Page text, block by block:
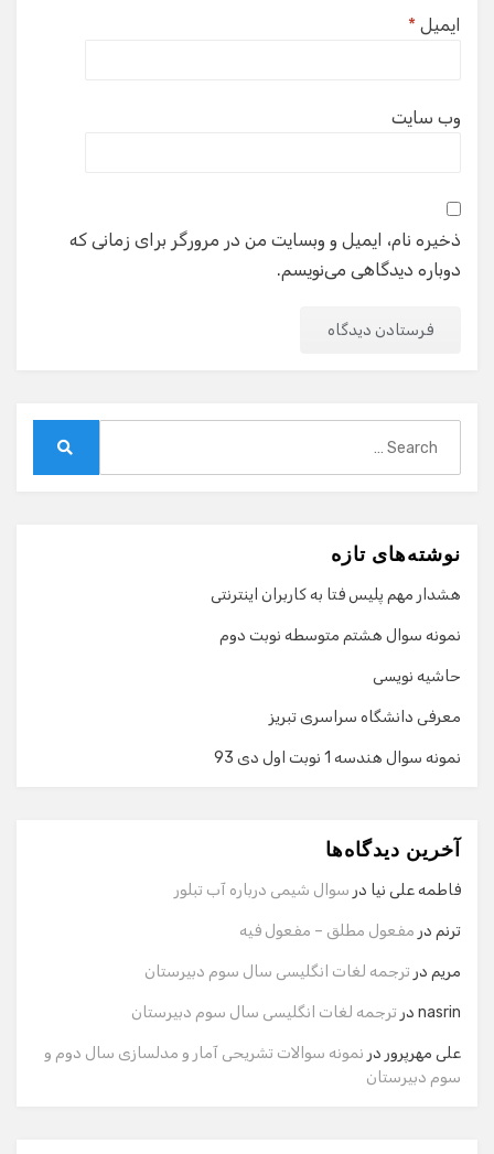
ایمیل *
وب‌ سایت
ذخیره نام، ایمیل و وبسایت من در مرورگر برای زمانی که
دوباره دیدگاهی می‌نویسم.
نوشته‌های تازه
هشدار مهم پلیس فتا به کاربران اینترنتی
نمونه سوال هشتم متوسطه نوبت دوم
حاشیه نویسی
معرفی دانشگاه سراسری تبریز
نمونه سوال هندسه 1 نوبت اول دی 93
آخرین دیدگاه‌ها
فاطمه علی نیا در سوال شیمی درباره آب تبلور
ترنم در مفعول مطلق – مفعول فیه
مریم در ترجمه لغات انگلیسی سال سوم دبیرستان
nasrin در ترجمه لغات انگلیسی سال سوم دبیرستان
علی مهرپرور در نمونه سوالات تشریحی آمار و مدلسازی سال دوم و
سوم دبیرستان
گفت‌وگو با دستیار هوشمند
سلام! برای شروع گفت‌وگو لطفاً شماره تماس یا ایمیل خود را
وارد کنید.
ایمیل